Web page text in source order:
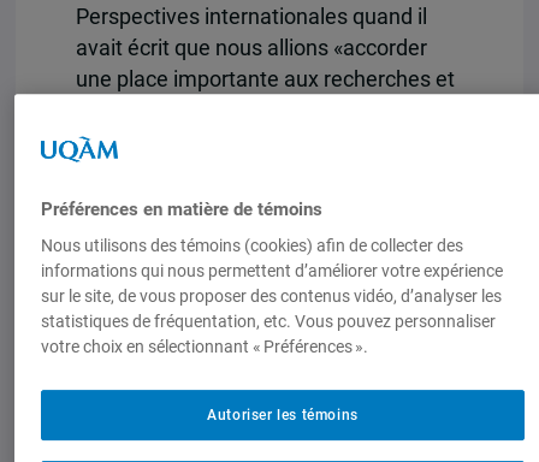
Perspectives internationales quand il
avait écrit que nous allions «accorder
une place importante aux recherches et
chercheurs du Centre». À cet effet, ce
GRIC et à ses recherches. Il s’agit
également de poursuivre et de mener à
terme tout au long de l’année en cours
les nombreux projets mis en chantier à
l’automne. (suite dans le document
Préférences en matière de témoins
Nous utilisons des témoins (cookies) afin de collecter des
informations qui nous permettent d’améliorer votre expérience
sur le site, de vous proposer des contenus vidéo, d’analyser les
statistiques de fréquentation, etc. Vous pouvez personnaliser
votre choix en sélectionnant « Préférences ».
Autoriser les témoins